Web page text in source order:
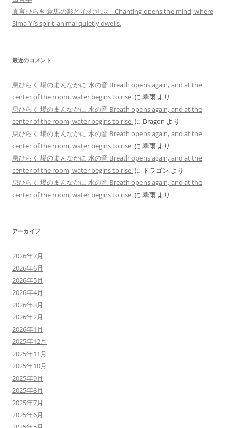
真言ひらき 意馬の影と 心むすぶ Chanting opens the mind, where
Sima Yi’s spirit-animal quietly dwells.
最近のコメント
息ひらく 場のまんなかに 水の音 Breath opens again, and at the
center of the room, water begins to rise. に 翠雨 より
息ひらく 場のまんなかに 水の音 Breath opens again, and at the
center of the room, water begins to rise. に Dragon より
息ひらく 場のまんなかに 水の音 Breath opens again, and at the
center of the room, water begins to rise. に 翠雨 より
息ひらく 場のまんなかに 水の音 Breath opens again, and at the
center of the room, water begins to rise. に ドラゴン より
息ひらく 場のまんなかに 水の音 Breath opens again, and at the
center of the room, water begins to rise. に 翠雨 より
アーカイブ
2026年7月
2026年6月
2026年5月
2026年4月
2026年3月
2026年2月
2026年1月
2025年12月
2025年11月
2025年10月
2025年9月
2025年8月
2025年7月
2025年6月